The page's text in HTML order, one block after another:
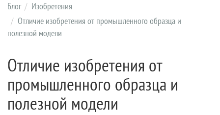
Блог
Изобретения
Отличие изобретения от промышленного образца и
полезной модели
Отличие изобретения от
промышленного образца и
полезной модели